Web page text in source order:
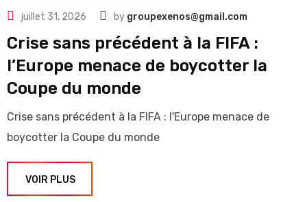
juillet 31, 2026 by groupexenos@gmail.com
Crise sans précédent à la FIFA :
l’Europe menace de boycotter la
Coupe du monde
Crise sans précédent à la FIFA : l'Europe menace de
boycotter la Coupe du monde
VOIR PLUS